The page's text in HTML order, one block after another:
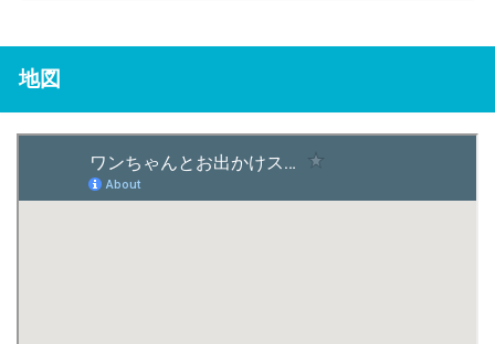
地図